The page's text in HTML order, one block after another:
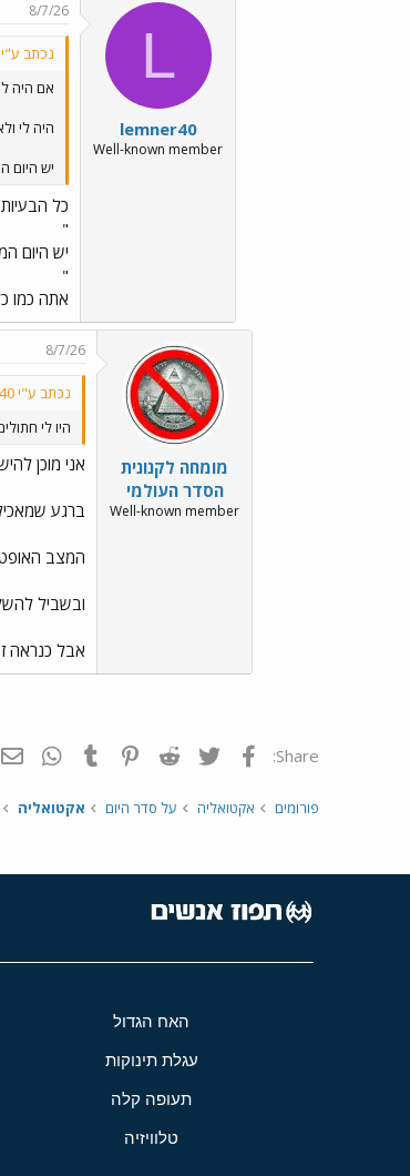
L
lemner40
Well-known member
8/7/26
נכתב
אם היה
היה לי
יש היום
כל
"
יש היום
"
אתה כמו
מומחה לקנונית
הסדר העולמי
Well-known member
8/7/26
נכתב ע"י lemner40:
היו לי
אני מוכן
ברגע
המצב
ובשביל
אבל כנראה
Share: פייסבוק Twitter
Reddit
Pinterest
Tumblr
פורומים אקטואליה על סדר היום אקטואליה
האח הגדול
עגלת תינוקות
תעופה קלה
טלוויזיה